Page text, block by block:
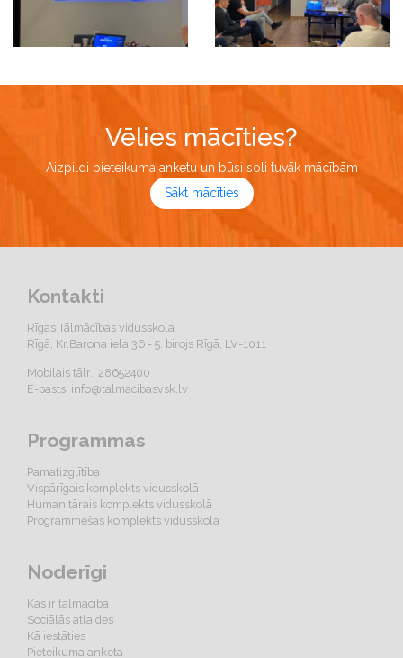
Vēlies mācīties?
Aizpildi pieteikuma anketu un būsi soli tuvāk mācībām
Sākt mācīties
Kontakti
Rīgas Tālmācības vidusskola
Rīgā, Kr.Barona iela 36 - 5. birojs Rīgā, LV-1011
Mobilais tālr.: 28652400
E-pasts: info@talmacibasvsk.lv
Programmas
Pamatizglītība
Vispārīgais komplekts vidusskolā
Humanitārais komplekts vidusskolā
Programmēšas komplekts vidusskolā
Noderīgi
Kas ir tālmācība
Sociālās atlaides
Kā iestāties
Pieteikuma anketa